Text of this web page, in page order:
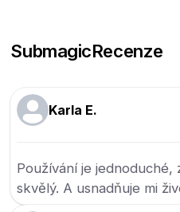
SubmagicRecenze
Karla E.
Používání je jednoduché,
skvělý. A usnadňuje mi